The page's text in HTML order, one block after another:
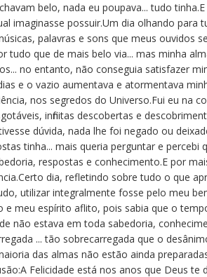
belo, nada eu poupava... tudo
imaginasse possuir.Um dia olhando para
palavras e sons que meus ouvidos
tudo que de mais belo via... mas minha
no entanto, não conseguia satisfazer
e o vazio aumentava e atormentava
nos segredos do Universo.Fui eu na
infinitas descobertas e
dúvida, nada lhe foi negado ou
tinha... mais queria perguntar e
respostas e conhecimento.E por
dia, refletindo sobre tudo o que
utilizar integralmente fosse pelo meu
meu espírito aflito, pois sabia que o
não estava em toda sabedoria,
... tão sobrecarregada que o
das almas não estão ainda
Felicidade está nos anos que Deus